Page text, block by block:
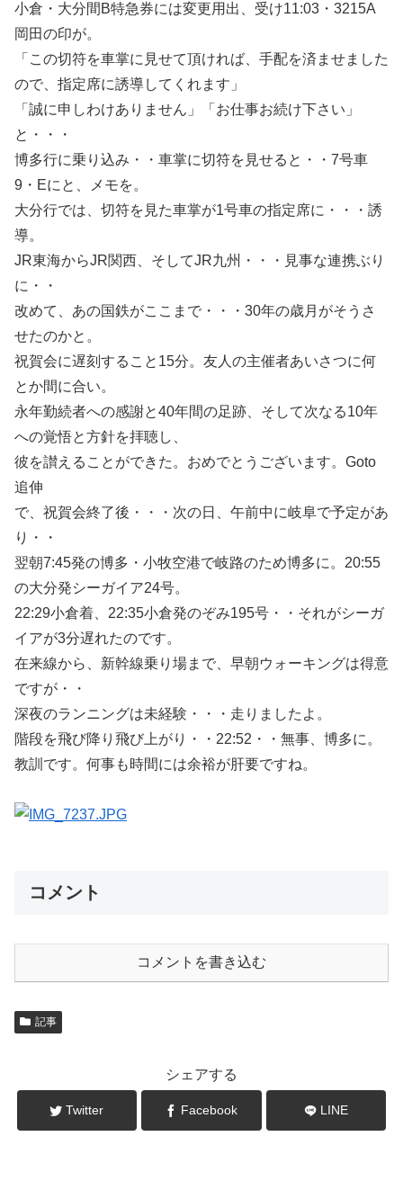
小倉・大分間B特急券には変更用出、受け11:03・3215A
岡田の印が。
「この切符を車掌に見せて頂ければ、手配を済ませました
ので、指定席に誘導してくれます」
「誠に申しわけありません」「お仕事お続け下さい」
と・・・
博多行に乗り込み・・車掌に切符を見せると・・7号車
9・Eにと、メモを。
大分行では、切符を見た車掌が1号車の指定席に・・・誘
導。
JR東海からJR関西、そしてJR九州・・・見事な連携ぶり
に・・
改めて、あの国鉄がここまで・・・30年の歳月がそうさ
せたのかと。
祝賀会に遅刻すること15分。友人の主催者あいさつに何
とか間に合い。
永年勤続者への感謝と40年間の足跡、そして次なる10年
への覚悟と方針を拝聴し、
彼を讃えることができた。おめでとうございます。Goto
追伸
で、祝賀会終了後・・・次の日、午前中に岐阜で予定があ
り・・
翌朝7:45発の博多・小牧空港で岐路のため博多に。20:55
の大分発シーガイア24号。
22:29小倉着、22:35小倉発のぞみ195号・・それがシーガ
イアが3分遅れたのです。
在来線から、新幹線乗り場まで、早朝ウォーキングは得意
ですが・・
深夜のランニングは未経験・・・走りましたよ。
階段を飛び降り飛び上がり・・22:52・・無事、博多に。
教訓です。何事も時間には余裕が肝要ですね。
コメント
コメントを書き込む
記事
シェアする
Twitter Facebook LINE